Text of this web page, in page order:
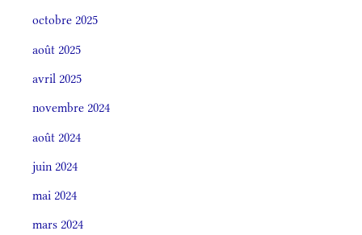
octobre 2025
août 2025
avril 2025
novembre 2024
août 2024
juin 2024
mai 2024
mars 2024